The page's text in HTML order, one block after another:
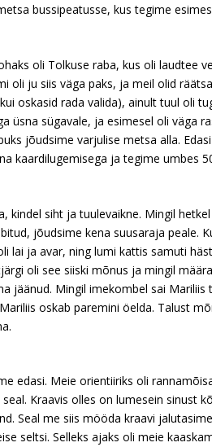
bussipeatusse, kus tegime
Tolkuse raba, kus oli laudtee
oli ju siis väga paks, ja meil olid
oskasid rada valida), ainult tuul oli
üsna sügavale, ja esimesel oli väga
jõudsime varjulise metsa alla.
kaardilugemisega ja tegime umbes
kindel siht ja tuulevaikne. Mingil
jõudsime kena suusaraja peale.
lai ja avar, ning lumi kattis samuti
oli see siiski mõnus ja mingil
jäänud. Mingil imekombel sai
oskab paremini öelda. Talust
edasi. Meie orientiiriks oli
Kraavis olles on lumesein sinust
Seal me siis mööda kraavi
seltsi. Selleks ajaks oli meie